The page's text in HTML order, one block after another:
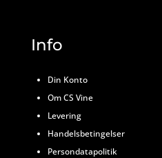
Info
Din Konto
Om CS Vine
Levering
Handelsbetingelser
Persondatapolitik